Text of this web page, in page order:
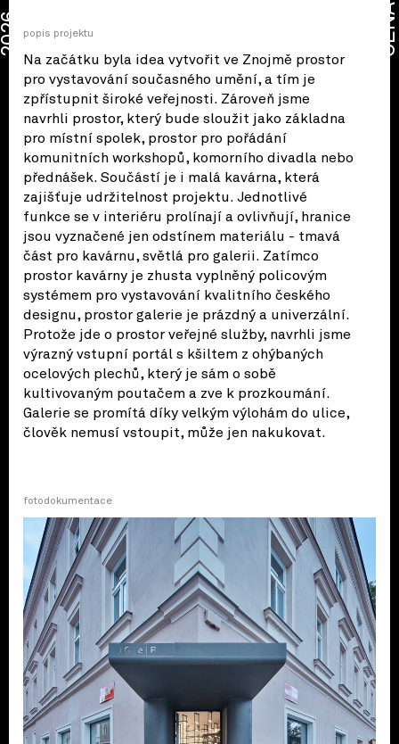
popis projektu
Na začátku byla idea vytvořit ve Znojmě prostor
pro vystavování současného umění, a tím je
zpřístupnit široké veřejnosti. Zároveň jsme
navrhli prostor, který bude sloužit jako základna
pro místní spolek, prostor pro pořádání
komunitních workshopů, komorního divadla nebo
přednášek. Součástí je i malá kavárna, která
zajišťuje udržitelnost projektu. Jednotlivé
funkce se v interiéru prolínají a ovlivňují, hranice
jsou vyznačené jen odstínem materiálu - tmavá
část pro kavárnu, světlá pro galerii. Zatímco
prostor kavárny je zhusta vyplněný policovým
systémem pro vystavování kvalitního českého
designu, prostor galerie je prázdný a univerzální.
Protože jde o prostor veřejné služby, navrhli jsme
výrazný vstupní portál s kšiltem z ohýbaných
ocelových plechů, který je sám o sobě
kultivovaným poutačem a zve k prozkoumání.
Galerie se promítá díky velkým výlohám do ulice,
člověk nemusí vstoupit, může jen nakukovat.
fotodokumentace
2026 CENA